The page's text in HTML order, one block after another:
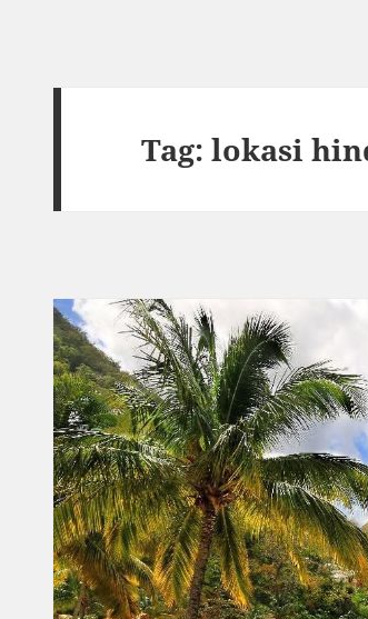
Tag:lokasi